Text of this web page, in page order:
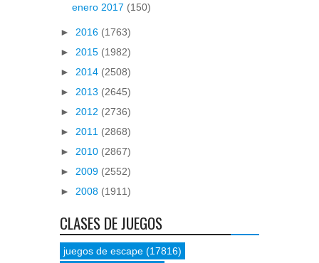
enero 2017 (150)
► 2016 (1763)
► 2015 (1982)
► 2014 (2508)
► 2013 (2645)
► 2012 (2736)
► 2011 (2868)
► 2010 (2867)
► 2009 (2552)
► 2008 (1911)
CLASES DE JUEGOS
juegos de escape (17816)